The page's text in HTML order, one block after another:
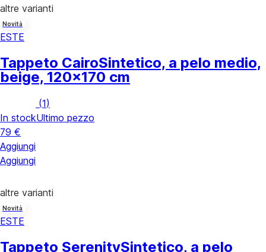
altre varianti
Novità
ESTE
Tappeto CairoSintetico, a pelo medio,
beige, 120x170 cm
(1)
In stockUltimo pezzo
79 €
Aggiungi
Aggiungi
altre varianti
Novità
ESTE
Tappeto SerenitySintetico, a pelo